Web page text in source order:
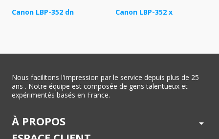
Canon LBP-352 dn Canon LBP-352 x
Nous facilitons l'impression par le service depuis plus de 25
ans . Notre équipe est composée de gens talentueux et
expérimentés basés en France.
À PROPOS arrow_drop_down